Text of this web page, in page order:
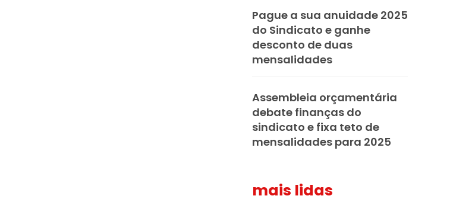
Pague a sua anuidade 2025
do Sindicato e ganhe
desconto de duas
mensalidades
Assembleia orçamentária
debate finanças do
sindicato e fixa teto de
mensalidades para 2025
mais lidas